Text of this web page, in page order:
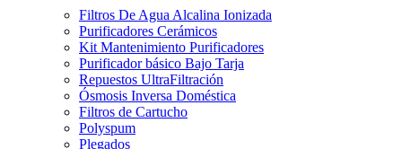
Filtros De Agua Alcalina Ionizada
Purificadores Cerámicos
Kit Mantenimiento Purificadores
Purificador básico Bajo Tarja
Repuestos UltraFiltración
Ósmosis Inversa Doméstica
Filtros de Cartucho
Polyspum
Plegados